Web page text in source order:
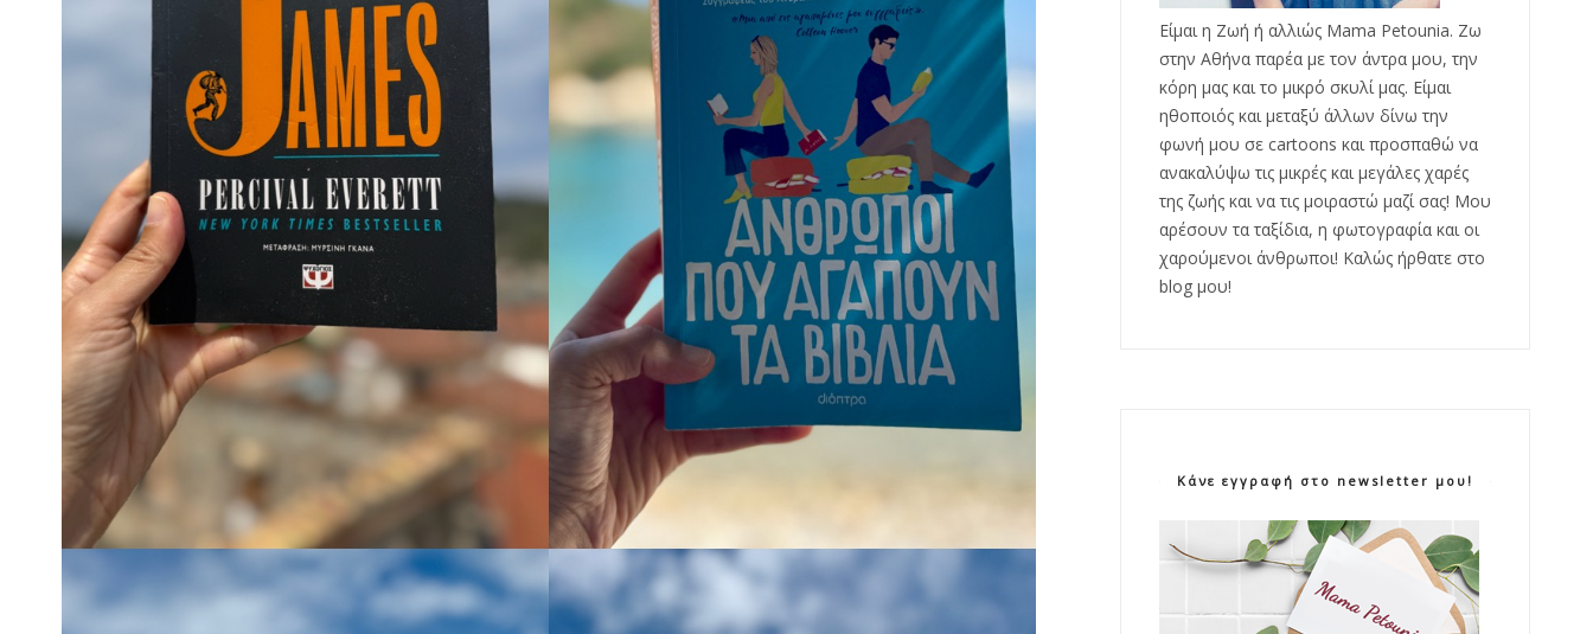
Είμαι η Ζωή ή αλλιώς Mama Petounia. Ζω
στην Αθήνα παρέα με τον άντρα μου, την
κόρη μας και το μικρό σκυλί μας. Είμαι
ηθοποιός και μεταξύ άλλων δίνω την
φωνή μου σε cartoons και προσπαθώ να
ανακαλύψω τις μικρές και μεγάλες χαρές
της ζωής και να τις μοιραστώ μαζί σας! Μου
αρέσουν τα ταξίδια, η φωτογραφία και οι
χαρούμενοι άνθρωποι! Καλώς ήρθατε στο
blog μου!
Κάνε εγγραφή στο newsletter μου!